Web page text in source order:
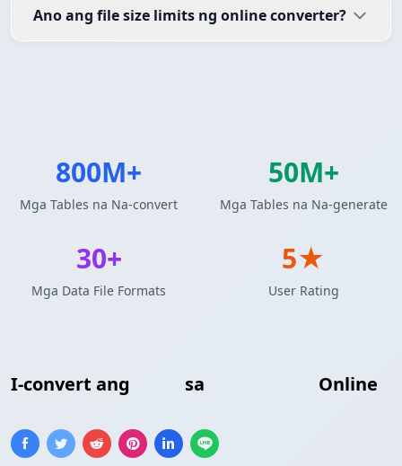
I-convert ang sa Online
Ano ang file size limits ng online converter?
800M+
Mga Tables na Na-convert
50M+
Mga Tables na Na-generate
30+
Mga Data File Formats
5★
User Rating